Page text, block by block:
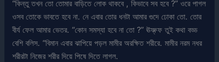
“কিন্তু তখন তো তোমার বাড়িতে লোক থাকবে , কিভাবে সব হবে ?” ওরে পাগল
ওসব তোকে ভাবতে হবে না. নে এবার তোর ধনটা আমার গুদে ঢোকা তো. তোর
বীর্য ফেল আমার ভেতর. “কোন সমস্যা হবে না তো ?” ঊফ্ফ্ফ তুই কথা বড্ড
বেশি বলিস. “বিমান এবার ঝাপিয়ে পড়ল মামীর অরক্ষিত শরীরে. মামীর নরম নধর
শরীরটা নিজের শরীর দিয়ে পিষে দিতে লাগল.